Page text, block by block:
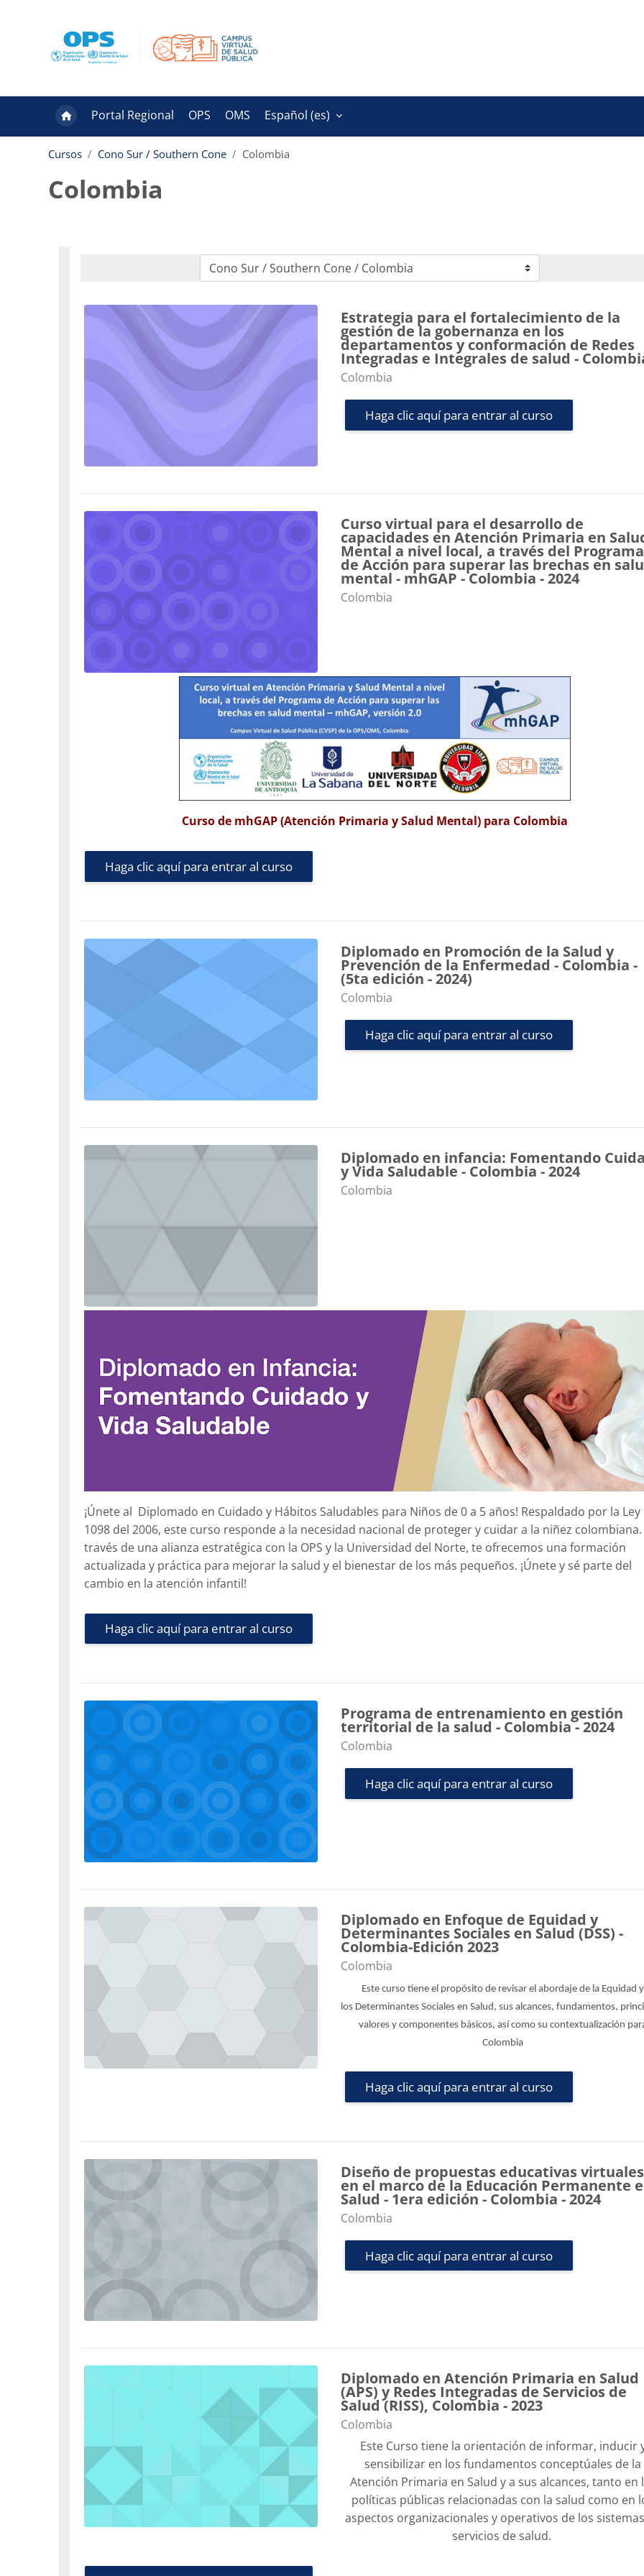
Portal Regional OPS OMS Español ‎(es)‎
Cursos Cono Sur / Southern Cone Colombia
Colombia
Categorías
Estrategia para el fortalecimiento de la
gestión de la gobernanza en los
departamentos y conformación de Redes
Integradas e Integrales de salud -
Categoría de cursos
Colombia
Haga clic aquí para entrar al curso
Curso virtual para el desarrollo de
capacidades en Atención Primaria en
Mental a nivel local, a través del Programa
de Acción para superar las brechas en
mental - mhGAP - Colombia - 2024
Categoría de cursos
Colombia
Curso de mhGAP (Atención Primaria y Salud Mental) para Colombia
Haga clic aquí para entrar al curso
Diplomado en Promoción de la Salud y
Prevención de la Enfermedad - Colombia -
(5ta edición - 2024)
Categoría de cursos
Colombia
Haga clic aquí para entrar al curso
Diplomado en infancia: Fomentando
y Vida Saludable - Colombia - 2024
Categoría de cursos
Colombia
¡Únete al Diplomado en Cuidado y Hábitos Saludables para Niños de 0 a 5 años! Respaldado por la Ley
1098 del 2006, este curso responde a la necesidad nacional de proteger y cuidar a la niñez colombiana.
través de una alianza estratégica con la OPS y la Universidad del Norte, te ofrecemos una formación
actualizada y práctica para mejorar la salud y el bienestar de los más pequeños. ¡Únete y sé parte del
cambio en la atención infantil!
Haga clic aquí para entrar al curso
Programa de entrenamiento en gestión
territorial de la salud - Colombia - 2024
Categoría de cursos
Colombia
Haga clic aquí para entrar al curso
Diplomado en Enfoque de Equidad y
Determinantes Sociales en Salud (DSS) -
Colombia-Edición 2023
Categoría de cursos
Colombia
Este curso tiene el propósito de revisar el abordaje de la Equidad y
los Determinantes Sociales en Salud, sus alcances, fundamentos,
valores y componentes básicos, así como su contextualización
Colombia
Haga clic aquí para entrar al curso
Diseño de propuestas educativas virtuales
en el marco de la Educación Permanente
Salud - 1era edición - Colombia - 2024
Categoría de cursos
Colombia
Haga clic aquí para entrar al curso
Diplomado en Atención Primaria en Salud
(APS) y Redes Integradas de Servicios de
Salud (RISS), Colombia - 2023
Categoría de cursos
Colombia
Este Curso tiene la orientación de informar, inducir
sensibilizar en los fundamentos conceptúales de la
Atención Primaria en Salud y a sus alcances, tanto en
políticas públicas relacionadas con la salud como en
aspectos organizacionales y operativos de los
servicios de salud.